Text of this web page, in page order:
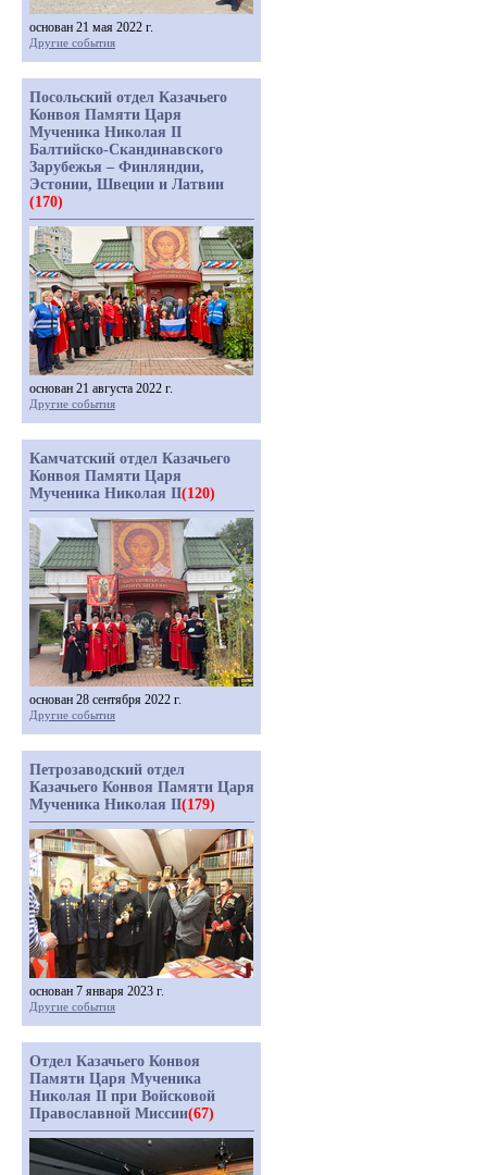
основан 21 мая 2022 г.
Другие события
Посольский отдел Казачьего
Конвоя Памяти Царя
Мученика Николая II
Балтийско-Скандинавского
Зарубежья – Финляндии,
Эстонии, Швеции и Латвии
(170)
основан 21 августа 2022 г.
Другие события
Камчатский отдел Казачьего
Конвоя Памяти Царя
Мученика Николая II(120)
основан 28 сентября 2022 г.
Другие события
Петрозаводский отдел
Казачьего Конвоя Памяти Царя
Мученика Николая II(179)
основан 7 января 2023 г.
Другие события
Отдел Казачьего Конвоя
Памяти Царя Мученика
Николая II при Войсковой
Православной Миссии(67)